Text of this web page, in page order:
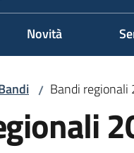
Novità
/ Bandi regionali